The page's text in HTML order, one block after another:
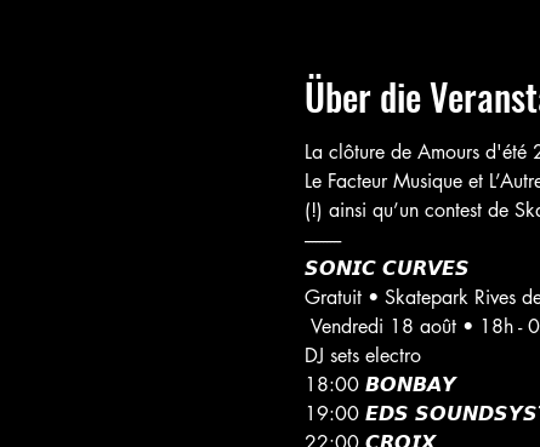
Über die
La clôture de Amours d'été
Le Facteur Musique et
(!) ainsi qu’un contest de
----------
𝙎𝙊𝙉𝙄𝘾 𝘾𝙐𝙍𝙑𝙀𝙎
Gratuit • Skatepark Rives
Vendredi 18 août • 18h -
DJ sets electro
18:00 𝘽𝙊𝙉𝘽𝘼𝙔
19:00 𝙀𝘿𝙎